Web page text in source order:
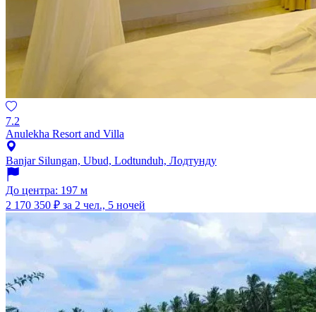
7.2
Anulekha Resort and Villa
Banjar Silungan, Ubud, Lodtunduh, Лодтунду
До центра: 197 м
2 170 350 ₽ за 2 чел., 5 ночей